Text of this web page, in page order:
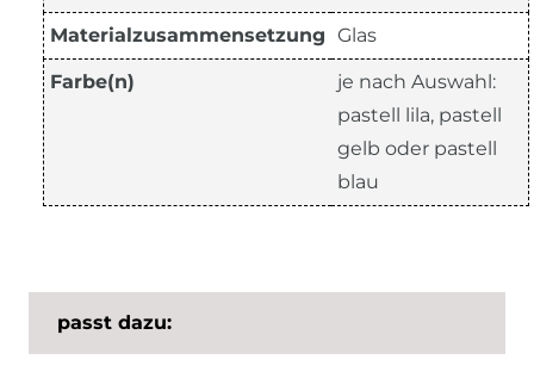
Materialzusammensetzung Glas
Farbe(n)
je nach Auswahl:
pastell lila, pastell
gelb oder pastell
blau
passt dazu: